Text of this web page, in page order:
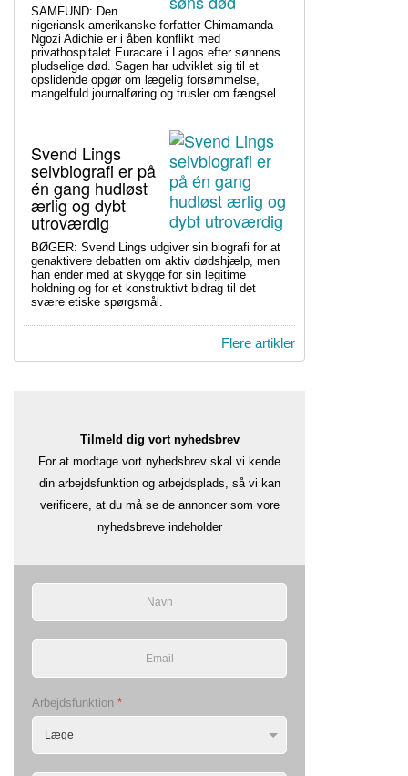
SAMFUND: Den
nigeriansk-amerikanske forfatter Chimamanda
Ngozi Adichie er i åben konflikt med
privathospitalet Euracare i Lagos efter sønnens
pludselige død. Sagen har udviklet sig til et
opslidende opgør om lægelig forsømmelse,
mangelfuld journalføring og trusler om fængsel.
Svend Lings
selvbiografi er på
én gang hudløst
ærlig og dybt
utroværdig
BØGER: Svend Lings udgiver sin biografi for at
genaktivere debatten om aktiv dødshjælp, men
han ender med at skygge for sin legitime
holdning og for et konstruktivt bidrag til det
svære etiske spørgsmål.
Flere artikler
Tilmeld dig vort nyhedsbrev
For at modtage vort nyhedsbrev skal vi kende
din arbejdsfunktion og arbejdsplads, så vi kan
verificere, at du må se de annoncer som vore
nyhedsbreve indeholder
Arbejdsfunktion *